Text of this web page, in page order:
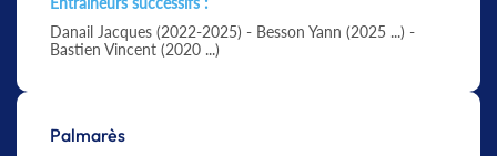
Danail Jacques (2022-2025) - Besson Yann (2025 ...) -
Bastien Vincent (2020 ...)
Palmarès